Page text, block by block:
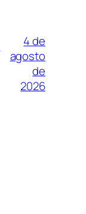
4 de
agosto
de
2026